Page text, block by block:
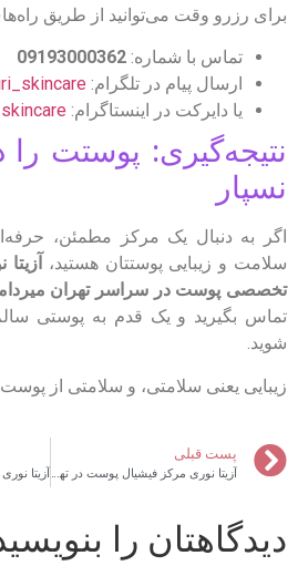
برای رزرو وقت می‌توانید از طریق
تماس با شماره: 09193000362
ارسال پیام در تلگرام:
یا دایرکت در اینستاگرام:
نتیجه‌گیری: پوستت
نسپار
اگر به دنبال یک مرکز مطمئن،
سلامت و زیبایی پوستتان هستید،
تخصصی پوست در سراسر تهران
تماس بگیرید و یک قدم به پوستی
شوید.
زیبایی یعنی سلامتی، و سلامتی از
پست قبلی
آزیتا نوری مرکز فیشیال پوست در تهران میرداماد
دیدگاهتان را